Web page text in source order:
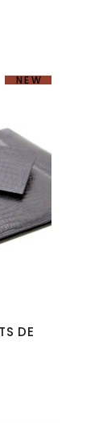
NEW
DE